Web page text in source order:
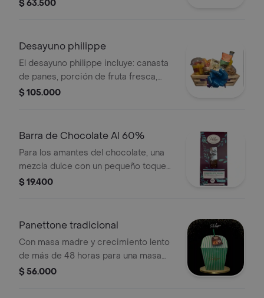
$ 63.500
Desayuno philippe
El desayuno philippe incluye: canasta
de panes, porción de fruta fresca,
porción de queso y jamón, jugo de
mermelada, caja de galletas, y bebida
madera.
$ 105.000
Barra de Chocolate Al 60%
Para los amantes del chocolate, una
mezcla dulce con un pequeño toque
ácido del albaricoque y chocolate sin
$ 19.400
Panettone tradicional
Con masa madre y crecimiento lento
de más de 48 horas para una masa
suave y esponjosa con arandanos,
$ 56.000